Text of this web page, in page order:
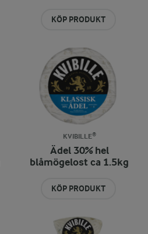
KÖP PRODUKT
KVIBILLE®
Ädel 30% hel
blåmögelost ca 1.5kg
KÖP PRODUKT